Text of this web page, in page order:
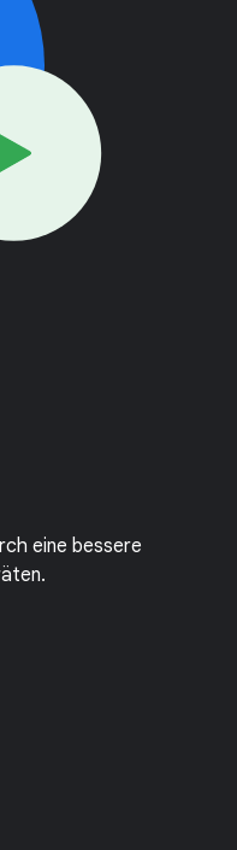
eine bessere